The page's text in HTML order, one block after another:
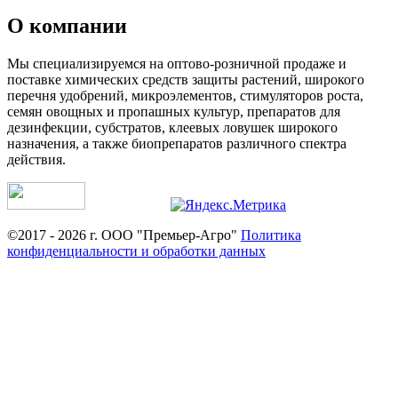
О компании
Мы специализируемся на оптово-розничной продаже и
поставке химических средств защиты растений, широкого
перечня удобрений, микроэлементов, стимуляторов роста,
семян овощных и пропашных культур, препаратов для
дезинфекции, субстратов, клеевых ловушек широкого
назначения, а также биопрепаратов различного спектра
действия.
©2017 - 2026 г. ООО "Премьер-Агро" Политика
конфиденциальности и обработки данных